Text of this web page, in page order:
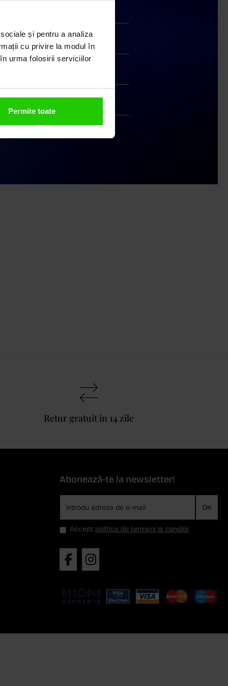
și pentru a analiza
cu privire la modul în
urma folosirii serviciilor
Permite toate
în 24 - 48h
Retur gratuit în 14 zile
Abonează-te la newsletter!
OK
Accept politica de termeni si conditii